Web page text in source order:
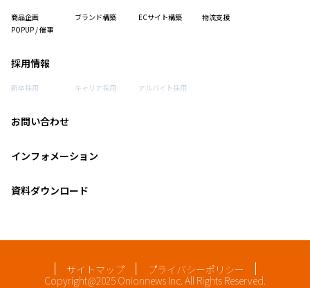
商品企画 ブランド構築 ECサイト構築
物流支援
POPUP / 催事
採用情報
新卒採用 キャリア採用 アルバイト採用
お問い合わせ
インフォメーション
資料ダウンロード
サイトマップ
プライバシーポリシー
Copyright@2025 Onionnews Inc. All Rights Reserved.